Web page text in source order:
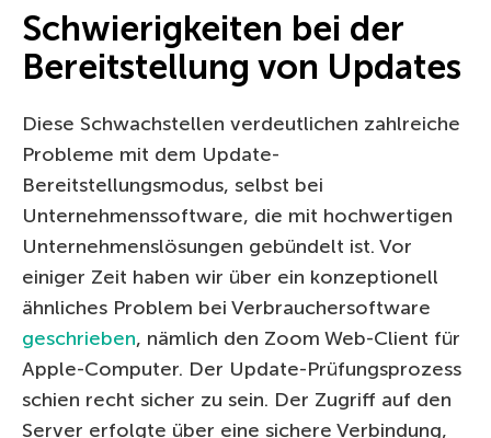
Schwierigkeiten bei der
Bereitstellung von Updates
Diese Schwachstellen verdeutlichen zahlreiche
Probleme mit dem Update-
Bereitstellungsmodus, selbst bei
Unternehmenssoftware, die mit hochwertigen
Unternehmenslösungen gebündelt ist. Vor
einiger Zeit haben wir über ein konzeptionell
ähnliches Problem bei Verbrauchersoftware
geschrieben, nämlich den Zoom Web-Client für
Apple-Computer. Der Update-Prüfungsprozess
schien recht sicher zu sein. Der Zugriff auf den
Server erfolgte über eine sichere Verbindung,